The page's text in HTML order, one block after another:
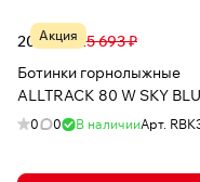
Акция
20 164 ₽ 25 693 ₽
Ботинки горнолыжные
ALLTRACK 80 W SKY
0 0 В наличииАрт.